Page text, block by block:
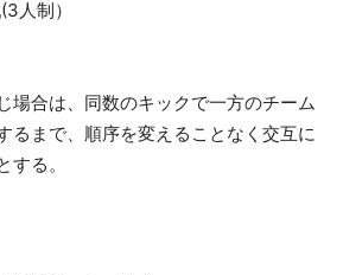
人制）
場合は、同数のキックで一方のチーム
るまで、順序を変えることなく交互に
する。